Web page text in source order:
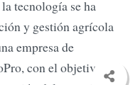
tecnología se ha
y gestión agrícola
empresa de
con el objetivo de